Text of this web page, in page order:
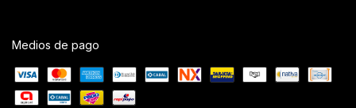
Medios de pago